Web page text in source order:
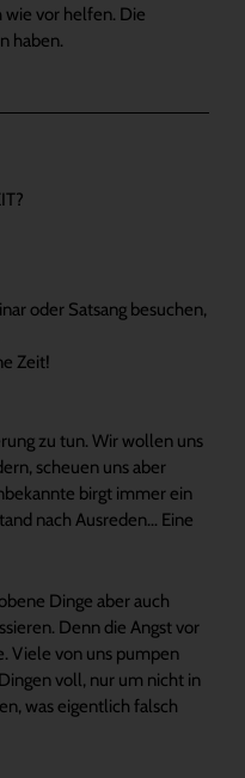
wie vor helfen. Die
haben.
oder Satsang besuchen,
Zeit!
zu tun. Wir wollen uns
scheuen uns aber
birgt immer ein
nach Ausreden… Eine
Dinge aber auch
Denn die Angst vor
Viele von uns pumpen
voll, nur um nicht in
was eigentlich falsch